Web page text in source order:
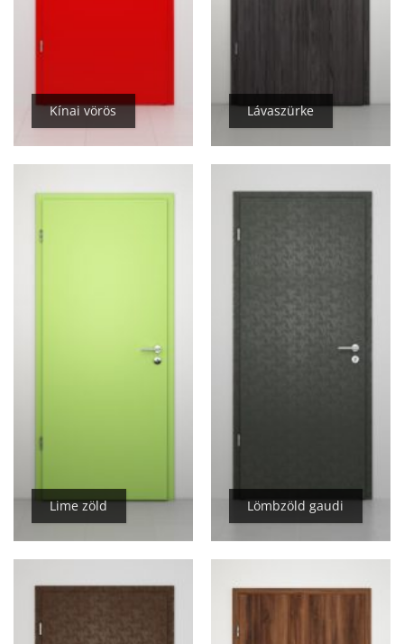
Kínai vörös Lávaszürke
Lime zöld Lömbzöld gaudi